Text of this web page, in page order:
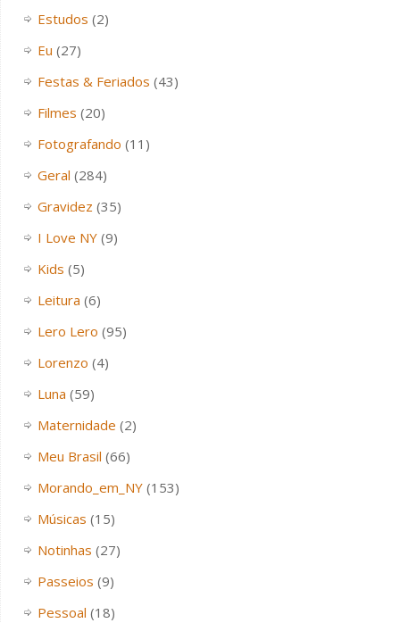
Estudos (2)
Eu (27)
Festas & Feriados (43)
Filmes (20)
Fotografando (11)
Geral (284)
Gravidez (35)
I Love NY(9)
Kids (5)
Leitura (6)
Lero Lero (95)
Lorenzo (4)
Luna (59)
Maternidade (2)
Meu Brasil (66)
Morando_em_NY(153)
Músicas (15)
Notinhas (27)
Passeios (9)
Pessoal (18)